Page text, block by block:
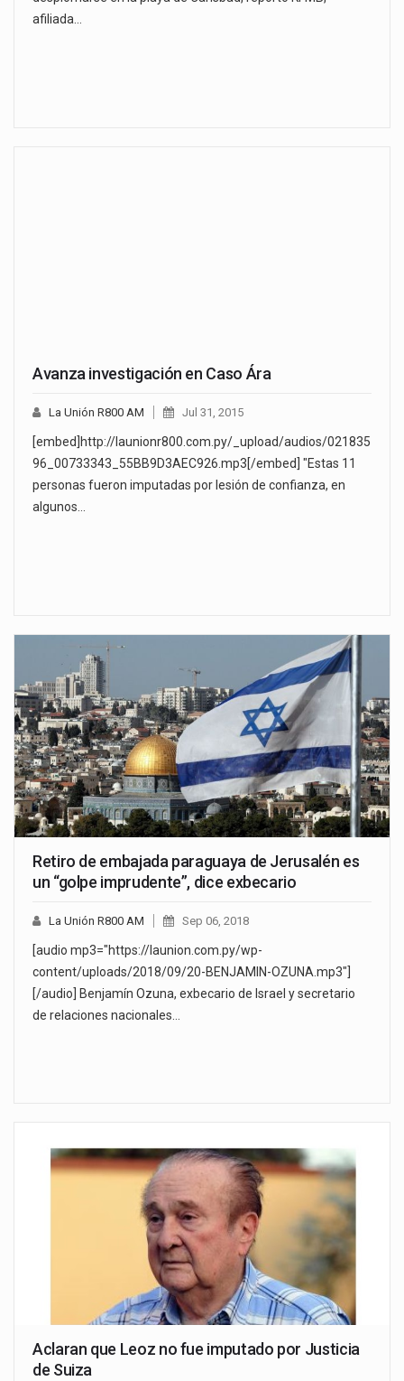
afiliada…
Avanza investigación en Caso Ára
La Unión R800 AM Jul 31, 2015
[embed]http://launionr800.com.py/_upload/audios/021835
96_00733343_55BB9D3AEC926.mp3[/embed] "Estas 11
personas fueron imputadas por lesión de confianza, en
algunos…
Retiro de embajada paraguaya de Jerusalén es
un “golpe imprudente”, dice exbecario
La Unión R800 AM Sep 06, 2018
[audio mp3="https://launion.com.py/wp-
content/uploads/2018/09/20-BENJAMIN-OZUNA.mp3"]
[/audio] Benjamín Ozuna, exbecario de Israel y secretario
de relaciones nacionales…
Aclaran que Leoz no fue imputado por Justicia
de Suiza